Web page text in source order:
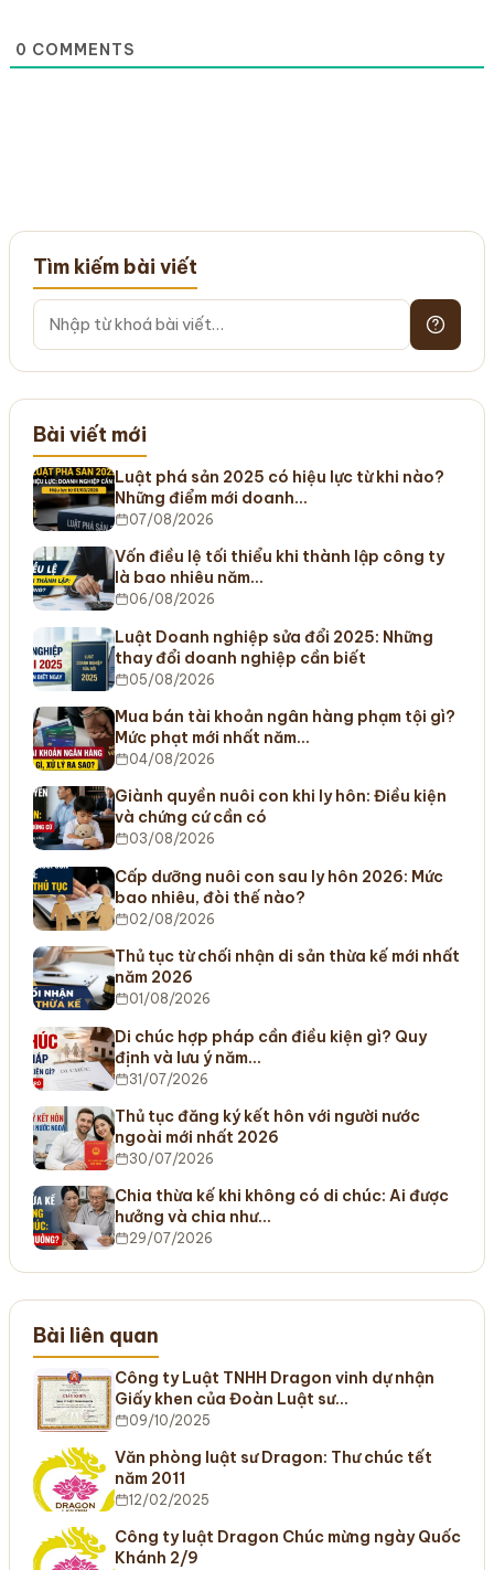
0 COMMENTS
Tìm kiếm bài viết
Bài viết mới
Luật phá sản 2025 có hiệu lực từ khi nào?
Những điểm mới doanh…
07/08/2026
Vốn điều lệ tối thiểu khi thành lập công ty
là bao nhiêu năm…
06/08/2026
Luật Doanh nghiệp sửa đổi 2025: Những
thay đổi doanh nghiệp cần biết
05/08/2026
Mua bán tài khoản ngân hàng phạm tội gì?
Mức phạt mới nhất năm…
04/08/2026
Giành quyền nuôi con khi ly hôn: Điều kiện
và chứng cứ cần có
03/08/2026
Cấp dưỡng nuôi con sau ly hôn 2026: Mức
bao nhiêu, đòi thế nào?
02/08/2026
Thủ tục từ chối nhận di sản thừa kế mới nhất
năm 2026
01/08/2026
Di chúc hợp pháp cần điều kiện gì? Quy
định và lưu ý năm…
31/07/2026
Thủ tục đăng ký kết hôn với người nước
ngoài mới nhất 2026
30/07/2026
Chia thừa kế khi không có di chúc: Ai được
hưởng và chia như…
29/07/2026
Bài liên quan
Công ty Luật TNHH Dragon vinh dự nhận
Giấy khen của Đoàn Luật sư…
09/10/2025
Văn phòng luật sư Dragon: Thư chúc tết
năm 2011
12/02/2025
Công ty luật Dragon Chúc mừng ngày Quốc
Khánh 2/9